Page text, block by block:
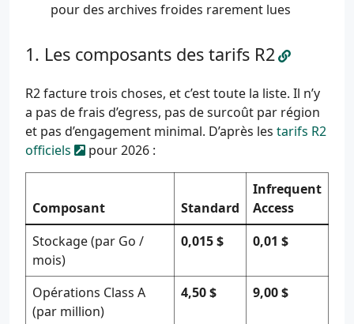
pour des archives froides rarement lues
Les composants des tarifs R2
R2 facture trois choses, et c’est toute la liste. Il n’y
a pas de frais d’egress, pas de surcoût par région
et pas d’engagement minimal. D’après les tarifs R2
officiels
pour 2026 :
Composant Standard
Infrequent
Access
Stockage (par Go /
mois)
0,015 $ 0,01 $
Opérations Class A
(par million)
4,50 $ 9,00 $